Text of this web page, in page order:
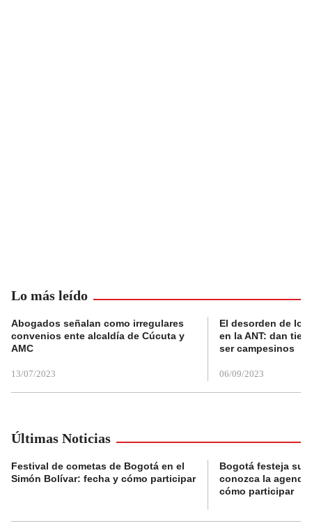
Lo más leído
Abogados señalan como irregulares
convenios ente alcaldía de Cúcuta y
AMC
13/07/2023
El desorden de
en la ANT: dan
ser campesinos
06/09/2023
Últimas Noticias
Festival de cometas de Bogotá en el
Simón Bolívar: fecha y cómo participar
Bogotá festeja su
conozca la
cómo participar